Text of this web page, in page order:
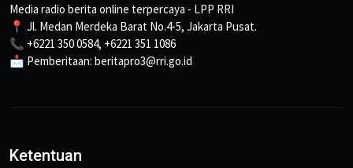
Media radio berita online terpercaya - LPP RRI
📍 Jl. Medan Merdeka Barat No.4-5, Jakarta Pusat.
📞 +6221 350 0584, +6221 351 1086
📩 Pemberitaan: beritapro3@rri.go.id
Ketentuan